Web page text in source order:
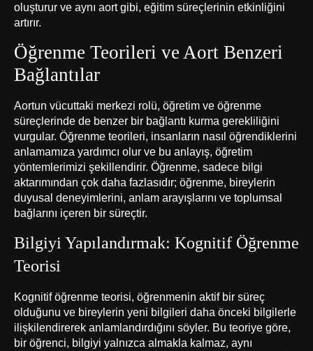
oluşturur ve aynı aort gibi, eğitim süreçlerinin etkinliğini
artırır.
Öğrenme Teorileri ve Aort Benzeri
Bağlantılar
Aortun vücuttaki merkezi rolü, öğretim ve öğrenme
süreçlerinde de benzer bir bağlantı kurma gerekliliğini
vurgular. Öğrenme teorileri, insanların nasıl öğrendiklerini
anlamamıza yardımcı olur ve bu anlayış, öğretim
yöntemlerimizi şekillendirir. Öğrenme, sadece bilgi
aktarımından çok daha fazlasıdır; öğrenme, bireylerin
duyusal deneyimlerini, anlam arayışlarını ve toplumsal
bağlarını içeren bir süreçtir.
Bilgiyi Yapılandırmak: Kognitif Öğrenme
Teorisi
Kognitif öğrenme teorisi, öğrenmenin aktif bir süreç
olduğunu ve bireylerin yeni bilgileri daha önceki bilgilerle
ilişkilendirerek anlamlandırdığını söyler. Bu teoriye göre,
bir öğrenci, bilgiyi yalnızca almakla kalmaz, aynı